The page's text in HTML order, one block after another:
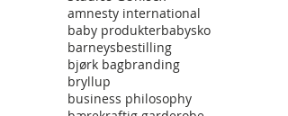
amnesty international
baby produkterbabysko
barneysbestilling
bjørk bagbranding
bryllup
business philosophy